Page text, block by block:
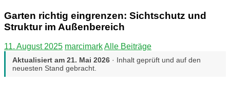
Garten richtig eingrenzen: Sichtschutz und
Struktur im Außenbereich
11. August 2025 marcimarkAlle Beiträge
Aktualisiert am 21. Mai 2026· Inhalt geprüft und auf den
neuesten Stand gebracht.